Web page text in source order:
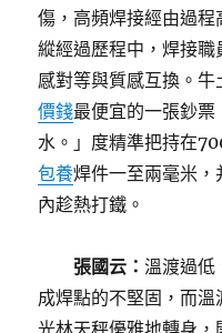
傷，高頻焊接經由過程
縱經過歷程中，焊接
感對等與質感互換。
價錢最便宜的一張鈔
水。」度精準把持在
包養焊件一至兩毫米
內趁熱打鐵。
張國云： 溫渡過低
成焊點的不堅固，而溫